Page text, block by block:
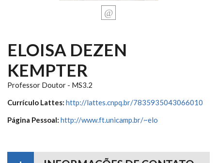
ELOISA DEZEN
KEMPTER
Professor Doutor - MS3.2
Currículo Lattes: http://lattes.cnpq.br/7835935043066010
Página Pessoal: http://www.ft.unicamp.br/~elo